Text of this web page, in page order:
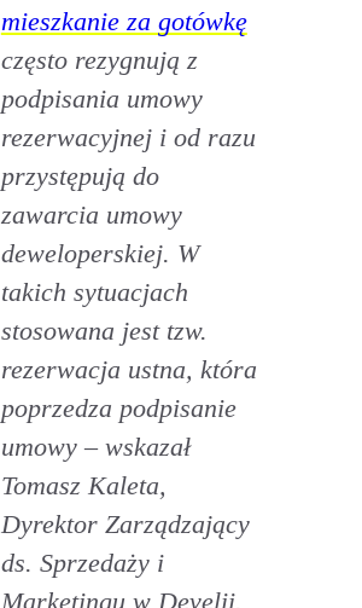
mieszkanie za gotówkę
często rezygnują z
podpisania umowy
rezerwacyjnej i od razu
przystępują do
zawarcia umowy
deweloperskiej. W
takich sytuacjach
stosowana jest tzw.
rezerwacja ustna, która
poprzedza podpisanie
umowy – wskazał
Tomasz Kaleta,
Dyrektor Zarządzający
ds. Sprzedaży i